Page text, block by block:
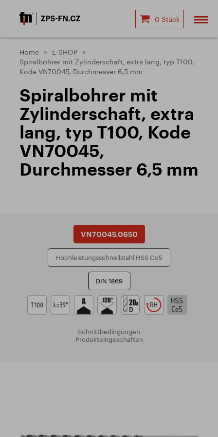
0 Stück
Home
E-SHOP
Spiralbohrer mit Zylinderschaft, extra lang, typ T100,
Kode VN70045, Durchmesser 6,5 mm
Spiralbohrer mit
Zylinderschaft, extra
lang, typ T100, Kode
VN70045,
Durchmesser 6,5 mm
VN70045.0650
Hochleistungsschnellstahl HSS Co5
DIN 1869
Schnittbedingungen
Produkteingeschaften